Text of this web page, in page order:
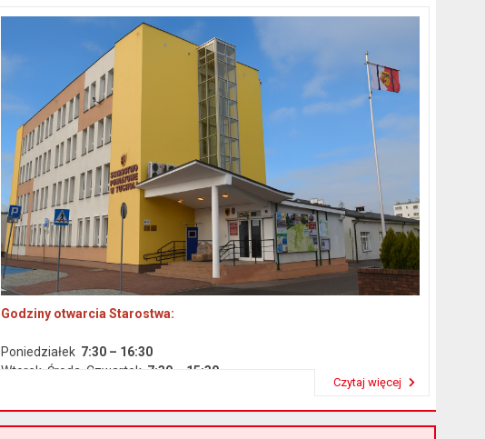
Godziny otwarcia Starostwa:
Poniedziałek 7:30 – 16:30
Wtorek, Środa, Czwartek 7:30 – 15:30
Czytaj więcej